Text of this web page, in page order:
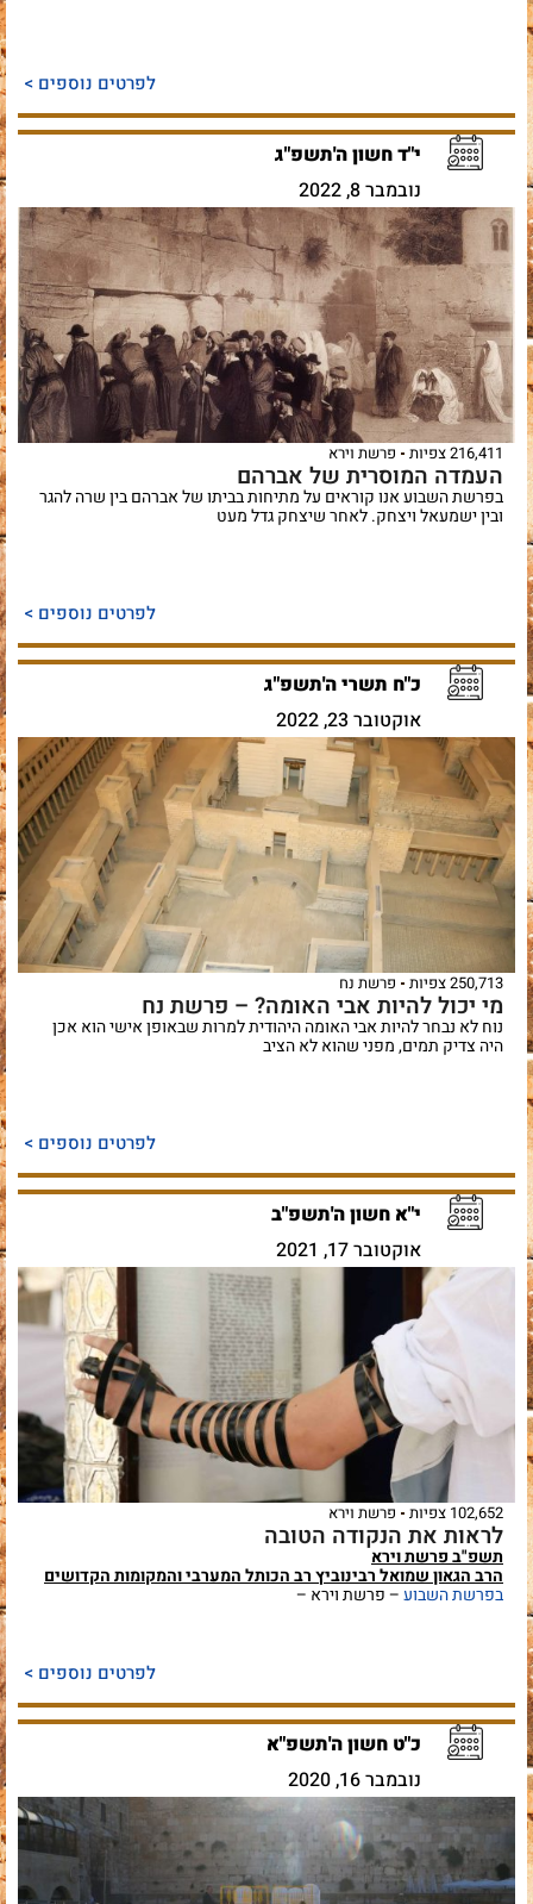
לפרטים נוספים >
י"ד חשון ה'תשפ"ג
נובמבר 8, 2022
216,411 צפיות פרשת וירא
העמדה המוסרית של אברהם
בפרשת השבוע אנו קוראים על מתיחות בביתו של אברהם בין שרה להגר
ובין ישמעאל ויצחק. לאחר שיצחק גדל מעט
לפרטים נוספים >
כ"ח תשרי ה'תשפ"ג
אוקטובר 23, 2022
250,713 צפיות פרשת נח
מי יכול להיות אבי האומה? – פרשת נח
נוח לא נבחר להיות אבי האומה היהודית למרות שבאופן אישי הוא אכן
היה צדיק תמים, מפני שהוא לא הציב
לפרטים נוספים >
י"א חשון ה'תשפ"ב
אוקטובר 17, 2021
102,652 צפיות פרשת וירא
לראות את הנקודה הטובה
תשפ"ב פרשת וירא
הרב הגאון שמואל רבינוביץ רב הכותל המערבי והמקומות הקדושים
בפרשת השבוע– פרשת וירא –
לפרטים נוספים >
כ"ט חשון ה'תשפ"א
נובמבר 16, 2020